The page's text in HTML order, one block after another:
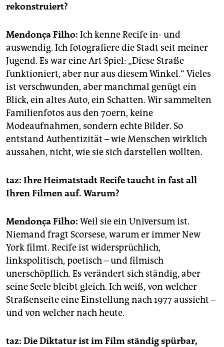
rekonstruiert?
Mendonça Filho: Ich kenne Recife in- und
auswendig. Ich fotografiere die Stadt seit meiner
Jugend. Es war eine Art Spiel: „Diese Straße
funktioniert, aber nur aus diesem Winkel.“ Vieles
ist verschwunden, aber manchmal genügt ein
Blick, ein altes Auto, ein Schatten. Wir sammelten
Familienfotos aus den 70ern, keine
Modeaufnahmen, sondern echte Bilder. So
entstand Authentizität – wie Menschen wirklich
aussahen, nicht, wie sie sich darstellen wollten.
taz: Ihre Heimatstadt Recife taucht in fast all
Ihren Filmen auf. Warum?
Mendonça Filho: Weil sie ein Universum ist.
Niemand fragt Scorsese, warum er immer New
York filmt. Recife ist widersprüchlich,
linkspolitisch, poetisch – und filmisch
unerschöpflich. Es verändert sich ständig, aber
seine Seele bleibt gleich. Ich weiß, von welcher
Straßenseite eine Einstellung nach 1977 aussieht –
und von welcher nach heute.
taz: Die Diktatur ist im Film ständig spürbar,